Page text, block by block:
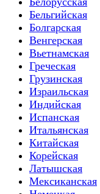
Бельгийская
Болгарская
Венгерская
Вьетнамская
Греческая
Грузинская
Израильская
Индийская
Испанская
Итальянская
Китайская
Корейская
Латышская
Мексиканская